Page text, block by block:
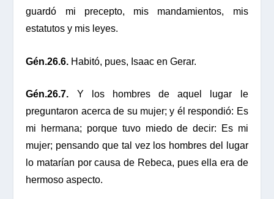
guardó mi precepto, mis mandamientos, mis
estatutos y mis leyes.
Gén.26.6. Habitó, pues, Isaac en Gerar.
Gén.26.7. Y los hombres de aquel lugar le
preguntaron acerca de su mujer; y él respondió: Es
mi hermana; porque tuvo miedo de decir: Es mi
mujer; pensando que tal vez los hombres del lugar
lo matarían por causa de Rebeca, pues ella era de
hermoso aspecto.